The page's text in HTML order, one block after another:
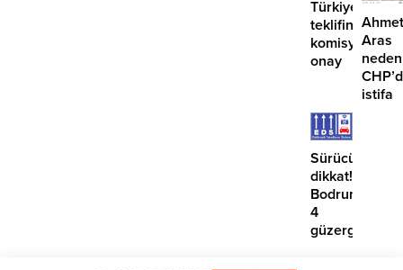
Türkiye
teklifine
komisyondan
onay
Ahmet
Aras
neden
istifa
Sürücüler
dikkat!
Bodrum’da
4
güzergahta